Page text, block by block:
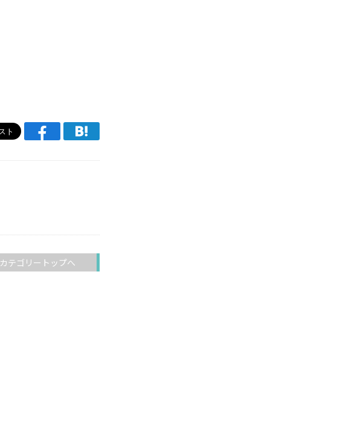
カテゴリートップへ